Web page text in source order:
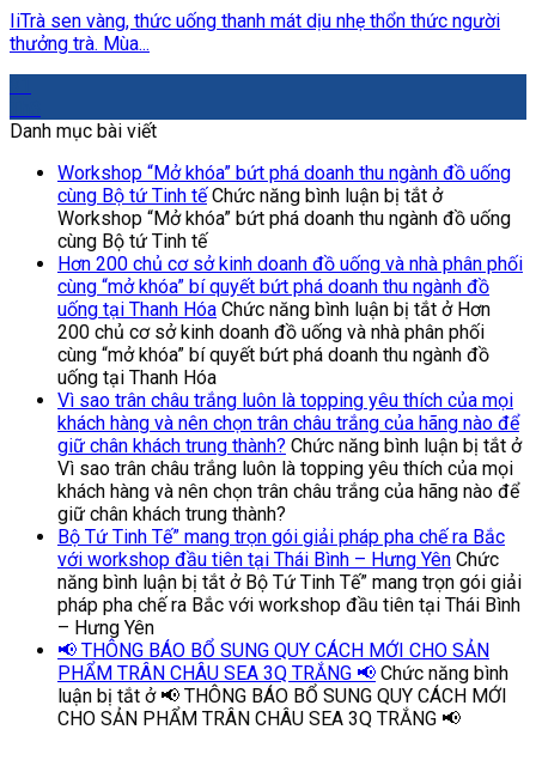
IiTrà sen vàng, thức uống thanh mát dịu nhẹ thổn thức người
thưởng trà. Mùa...
Danh mục bài viết
Workshop “Mở khóa” bứt phá doanh thu ngành đồ uống
cùng Bộ tứ Tinh tế Chức năng bình luận bị tắt ở
Workshop “Mở khóa” bứt phá doanh thu ngành đồ uống
cùng Bộ tứ Tinh tế
Hơn 200 chủ cơ sở kinh doanh đồ uống và nhà phân phối
cùng “mở khóa” bí quyết bứt phá doanh thu ngành đồ
uống tại Thanh Hóa Chức năng bình luận bị tắt ở Hơn
200 chủ cơ sở kinh doanh đồ uống và nhà phân phối
cùng “mở khóa” bí quyết bứt phá doanh thu ngành đồ
uống tại Thanh Hóa
Vì sao trân châu trắng luôn là topping yêu thích của mọi
khách hàng và nên chọn trân châu trắng của hãng nào để
giữ chân khách trung thành? Chức năng bình luận bị tắt ở
Vì sao trân châu trắng luôn là topping yêu thích của mọi
khách hàng và nên chọn trân châu trắng của hãng nào để
giữ chân khách trung thành?
Bộ Tứ Tinh Tế” mang trọn gói giải pháp pha chế ra Bắc
với workshop đầu tiên tại Thái Bình – Hưng Yên Chức
năng bình luận bị tắt ở Bộ Tứ Tinh Tế” mang trọn gói giải
pháp pha chế ra Bắc với workshop đầu tiên tại Thái Bình
– Hưng Yên
📢 THÔNG BÁO BỔ SUNG QUY CÁCH MỚI CHO SẢN
PHẨM TRÂN CHÂU SEA 3Q TRẮNG 📢 Chức năng bình
luận bị tắt ở 📢 THÔNG BÁO BỔ SUNG QUY CÁCH MỚI
CHO SẢN PHẨM TRÂN CHÂU SEA 3Q TRẮNG 📢